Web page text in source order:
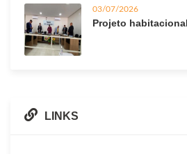
03/07/2026
Projeto
LINKS